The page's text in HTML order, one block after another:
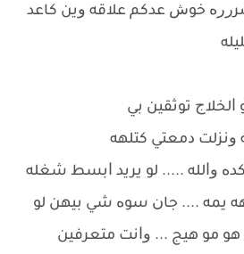
ﺧﻮﺵ ﻋﺪﻛﻢ ﻋﻼﻗﻪ ﻭﻳﻦ ﻛﺎﻋﺪ
ﺗﻮﺛﻘﻴﻦ ﺑﻲ
ﻭﻧﺰﻟﺖ ﺩﻣﻌﺘﻲ ﻛﺘﻠﻬﻪ
ﻭﺍﻟﻠﻪ ..... ﻟﻮ ﻳﺮﻳﺪ ﺍﺑﺴﻂ ﺷﻐﻠﻪ
ﻳﻤﻪ .... ﺟﺎﻥ ﺳﻮﻩ ﺷﻲ ﺑﻴﻬﻦ ﻟﻮ
ﻣﻮ ﻫﻴﺞ ... ﻭﺍﻧﺖ ﻣﺘﻌﺮﻓﻴﻦ